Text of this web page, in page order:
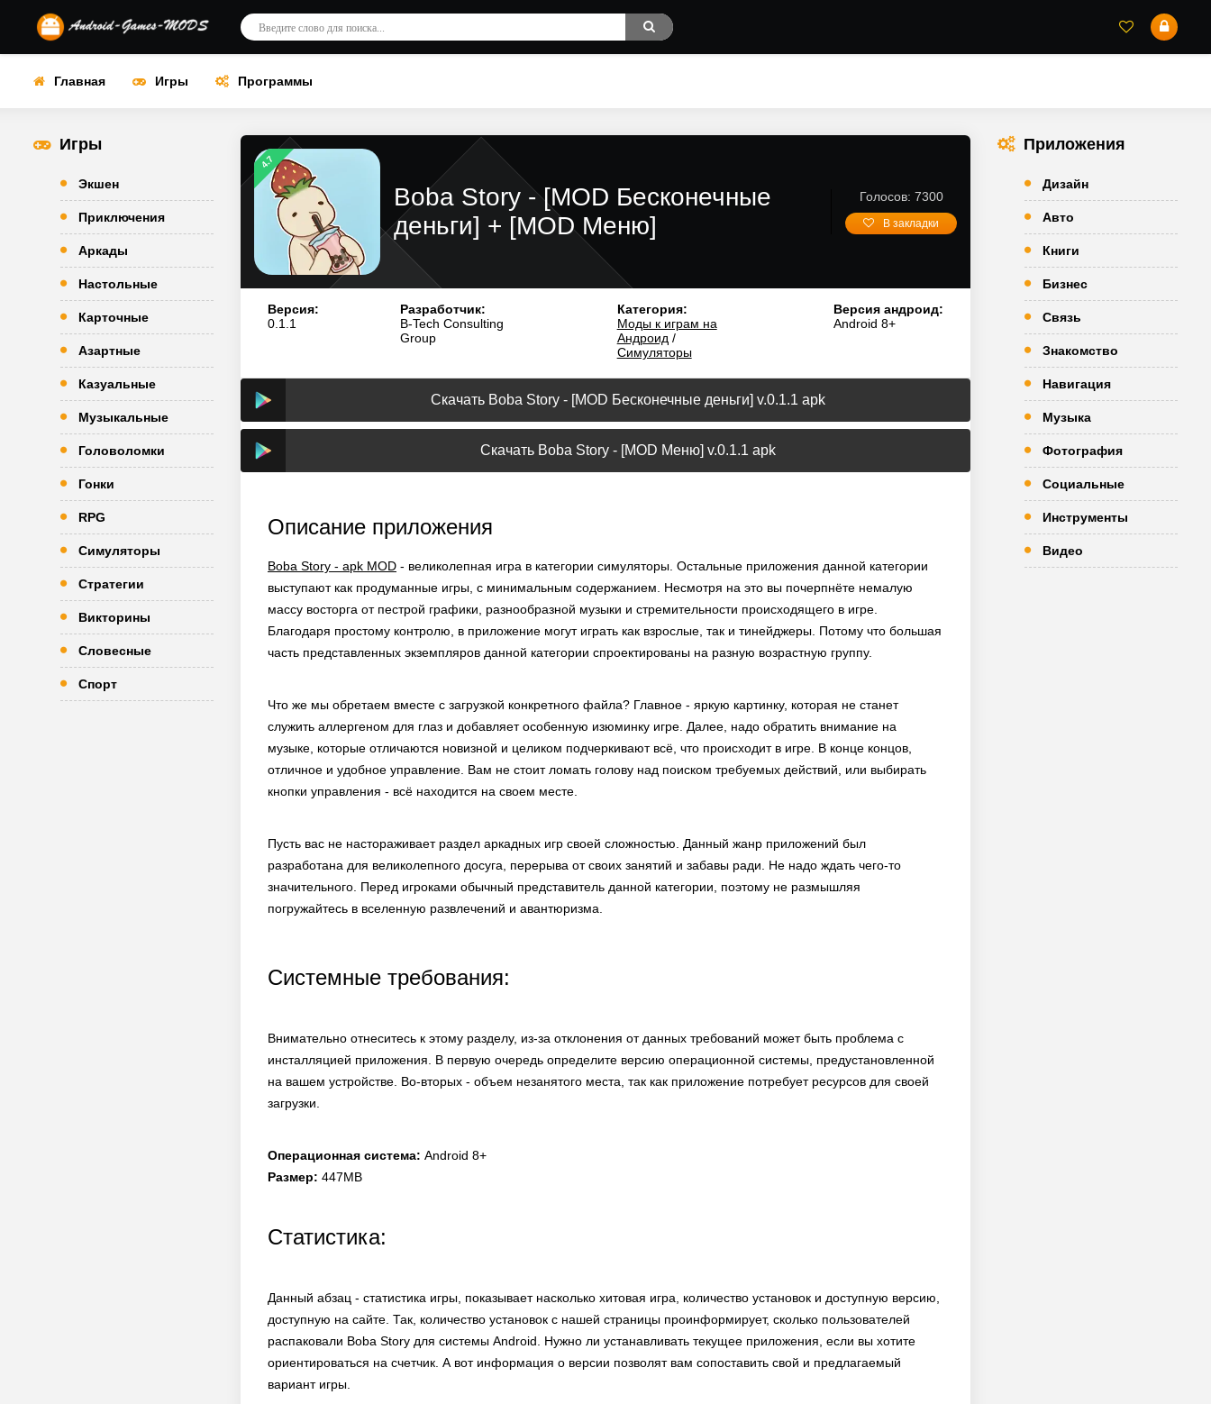
Главная Игры Программы
Игры
Экшен
Приключения
Аркады
Настольные
Карточные
Азартные
Казуальные
Музыкальные
Головоломки
Гонки
RPG
Симуляторы
Стратегии
Викторины
Словесные
Спорт
4.7
Boba Story - [MOD Бесконечные
деньги] + [MOD Меню]
Голосов: 7300
В закладки
Версия:
0.1.1
Разработчик:
B-Tech Consulting
Group
Категория:
Моды к играм на
Андроид /
Симуляторы
Версия андроид:
Android 8+
Скачать Boba Story - [MOD Бесконечные деньги] v.0.1.1 apk
Скачать Boba Story - [MOD Меню] v.0.1.1 apk
Описание приложения
Boba Story - apk MOD - великолепная игра в категории симуляторы. Остальные приложения данной категории
выступают как продуманные игры, с минимальным содержанием. Несмотря на это вы почерпнёте немалую
массу восторга от пестрой графики, разнообразной музыки и стремительности происходящего в игре.
Благодаря простому контролю, в приложение могут играть как взрослые, так и тинейджеры. Потому что большая
часть представленных экземпляров данной категории спроектированы на разную возрастную группу.
Что же мы обретаем вместе с загрузкой конкретного файла? Главное - яркую картинку, которая не станет
служить аллергеном для глаз и добавляет особенную изюминку игре. Далее, надо обратить внимание на
музыке, которые отличаются новизной и целиком подчеркивают всё, что происходит в игре. В конце концов,
отличное и удобное управление. Вам не стоит ломать голову над поиском требуемых действий, или выбирать
кнопки управления - всё находится на своем месте.
Пусть вас не настораживает раздел аркадных игр своей сложностью. Данный жанр приложений был
разработана для великолепного досуга, перерыва от своих занятий и забавы ради. Не надо ждать чего-то
значительного. Перед игроками обычный представитель данной категории, поэтому не размышляя
погружайтесь в вселенную развлечений и авантюризма.
Системные требования:
Внимательно отнеситесь к этому разделу, из-за отклонения от данных требований может быть проблема с
инсталляцией приложения. В первую очередь определите версию операционной системы, предустановленной
на вашем устройстве. Во-вторых - объем незанятого места, так как приложение потребует ресурсов для своей
загрузки.
Операционная система: Android 8+
Размер: 447MB
Статистика:
Данный абзац - статистика игры, показывает насколько хитовая игра, количество установок и доступную версию,
доступную на сайте. Так, количество установок с нашей страницы проинформирует, сколько пользователей
распаковали Boba Story для системы Android. Нужно ли устанавливать текущее приложения, если вы хотите
ориентироваться на счетчик. А вот информация о версии позволят вам сопоставить свой и предлагаемый
вариант игры.
Приложения
Дизайн
Авто
Книги
Бизнес
Связь
Знакомство
Навигация
Музыка
Фотография
Социальные
Инструменты
Видео